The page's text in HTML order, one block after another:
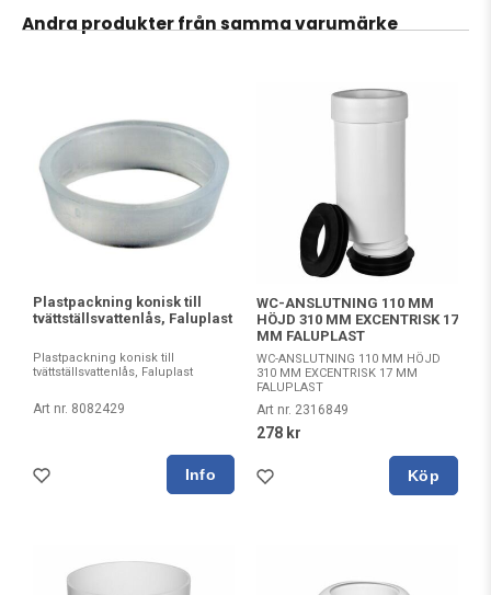
Andra produkter från samma varumärke
Plastpackning konisk till
tvättställsvattenlås, Faluplast
Plastpackning konisk till
tvättställsvattenlås, Faluplast
Art nr. 8082429
WC-ANSLUTNING 110 MM
HÖJD 310 MM EXCENTRISK 17
MM FALUPLAST
WC-ANSLUTNING 110 MM HÖJD
310 MM EXCENTRISK 17 MM
FALUPLAST
Art nr. 2316849
278 kr
Köp